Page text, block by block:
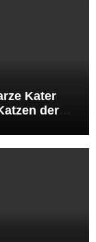
Kater
der